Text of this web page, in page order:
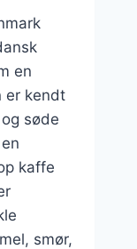
en
er kendt
søde
kaffe
smør,